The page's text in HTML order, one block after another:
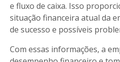
e fluxo de caixa. Isso
situação financeira atual da
de sucesso e possíveis
Com essas informações, a